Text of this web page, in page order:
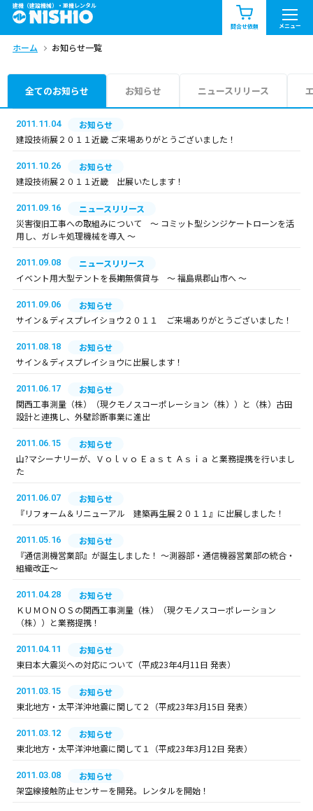
建機（建設機械）・重機レンタル
問合せ依頼 メニュー
商品一覧 お知らせ一覧
問合せ依頼リスト
エリア情報を見る
ホーム お知らせ一覧
全てのお知らせ お知らせ ニュースリリース
2011.11.04
お知らせ
建設技術展２０１１近畿 ご来場ありがとうございました！
2011.10.26
お知らせ
建設技術展２０１１近畿 出展いたします！
2011.09.16
ニュースリリース
災害復旧工事への取組みについて ～ コミット型シンジケートローンを活
用し、ガレキ処理機械を導入 ～
2011.09.08
ニュースリリース
イベント用大型テントを長期無償貸与 ～ 福島県郡山市へ ～
2011.09.06
お知らせ
サイン＆ディスプレイショウ２０１１ ご来場ありがとうございました！
2011.08.18
お知らせ
サイン＆ディスプレイショウに出展します！
2011.06.17
お知らせ
関西工事測量（株）（現クモノスコーポレーション（株））と（株）古田
設計と連携し、外壁診断事業に進出
2011.06.15
お知らせ
山?マシーナリーが、Ｖｏｌｖｏ Ｅａｓｔ Ａｓｉａ と業務提携を行いまし
た
2011.06.07
お知らせ
『リフォーム＆リニューアル 建築再生展２０１１』に出展しました！
2011.05.16
お知らせ
『通信測機営業部』が誕生しました！ ～測器部・通信機器営業部の統合・
組織改正～
2011.04.28
お知らせ
ＫＵＭＯＮＯＳの関西工事測量（株）（現クモノスコーポレーション
（株））と業務提携！
2011.04.11
お知らせ
東日本大震災への対応について（平成23年4月11日 発表）
2011.03.15
お知らせ
東北地方・太平洋沖地震に関して２（平成23年3月15日 発表）
2011.03.12
お知らせ
東北地方・太平洋沖地震に関して１（平成23年3月12日 発表）
2011.03.08
お知らせ
架空線接触防止センサーを開発。レンタルを開始！